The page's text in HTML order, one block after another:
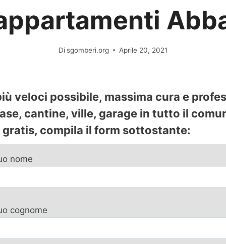
Di sgomberi.org Aprile 20, 2021
veloci possibile, massima cura e
cantine, ville, garage in tutto il
compila il form sottostante:
nome
cognome